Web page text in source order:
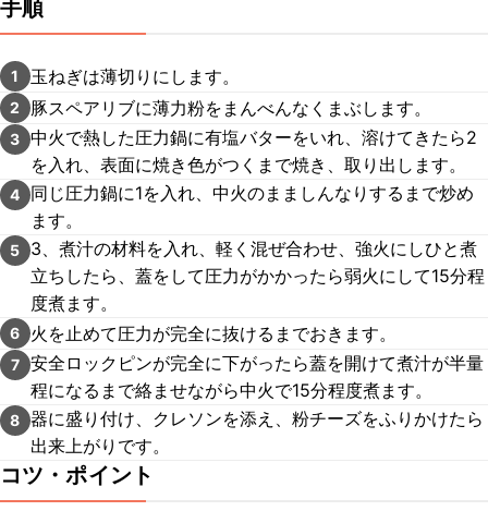
手順
1 玉ねぎは薄切りにします。
2 豚スペアリブに薄力粉をまんべんなくまぶします。
3 中火で熱した圧力鍋に有塩バターをいれ、溶けてきたら2
を入れ、表面に焼き色がつくまで焼き、取り出します。
4
同じ圧力鍋に1を入れ、中火のまましんなりするまで炒め
ます。
5
3、煮汁の材料を入れ、軽く混ぜ合わせ、強火にしひと煮
立ちしたら、蓋をして圧力がかかったら弱火にして15分程
度煮ます。
6 火を止めて圧力が完全に抜けるまでおきます。
7 安全ロックピンが完全に下がったら蓋を開けて煮汁が半量
程になるまで絡ませながら中火で15分程度煮ます。
8 器に盛り付け、クレソンを添え、粉チーズをふりかけたら
出来上がりです。
コツ・ポイント